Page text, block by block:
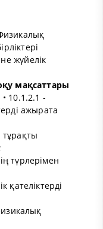
жүйелік
мақсаттары
• 10.1.2.1 -
ажырата
тұрақты
түрлерімен
қателіктерді